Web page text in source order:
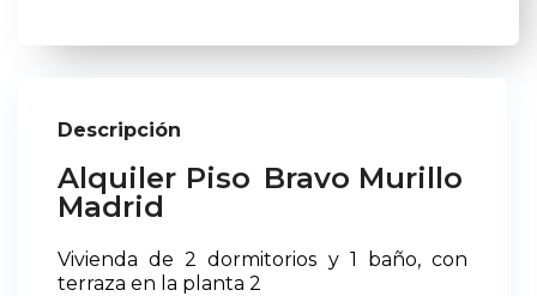
Descripción
Alquiler Piso Bravo Murillo
Madrid
Vivienda de 2 dormitorios y 1 baño, con
terraza en la planta 2